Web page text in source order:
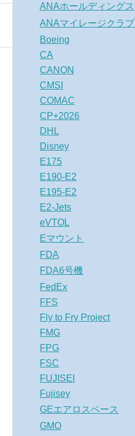
ANAホールディングス
ANAマイレージクラブ
Boeing
CA
CANON
CMSI
COMAC
CP+2026
DHL
Disney
E175
E190-E2
E195-E2
E2-Jets
eVTOL
Eマウント
FDA
FDA6号機
FedEx
FFS
Fly to Fry Project
FMG
FPG
FSC
FUJISEI
Fujisey
GEエアロスペース
GMO